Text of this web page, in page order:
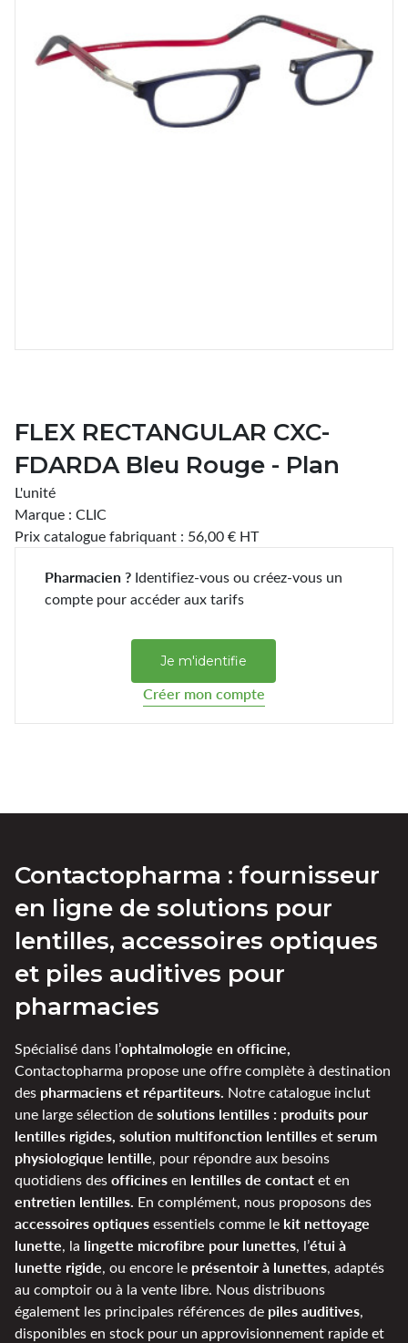
Spray désinfectant lunettes
Désinfection UV/UVC (LED,
rayonnement)
FLEX RECTANGULAR CXC-
FDARDA Bleu Rouge - Plan
L'unité
Marque : CLIC
Prix catalogue fabriquant : 56,00 € HT
Pharmacien ? Identifiez-vous ou créez-vous un
compte pour accéder aux tarifs
Je m'identifie
Créer mon compte
Contactopharma : fournisseur
en ligne de solutions pour
lentilles, accessoires optiques
et piles auditives pour
pharmacies
Spécialisé dans l’ophtalmologie en officine,
Contactopharma propose une offre complète à destination
des pharmaciens et répartiteurs. Notre catalogue inclut
une large sélection desolutions lentilles : produits pour
lentilles rigides, solution multifonction lentillesetserum
physiologique lentille, pour répondre aux besoins
quotidiens desofficinesen lentilles de contactet en
entretien lentilles. En complément, nous proposons des
accessoires optiquesessentiels comme le kit nettoyage
lunette, la lingette microfibre pour lunettes, l’étui à
lunette rigide, ou encore le présentoir à lunettes, adaptés
au comptoir ou à la vente libre. Nous distribuons
également les principales références de piles auditives,
disponibles en stock pour un approvisionnement rapide et